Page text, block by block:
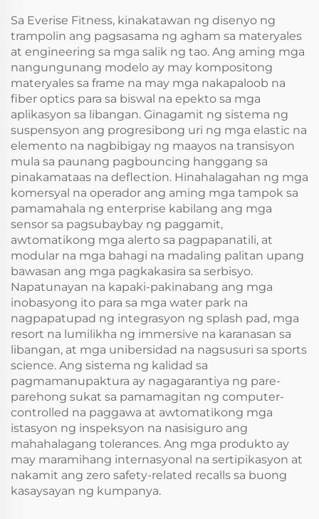
Sa Everise Fitness, kinakatawan ng disenyo ng
trampolin ang pagsasama ng agham sa materyales
at engineering sa mga salik ng tao. Ang aming mga
nangungunang modelo ay may kompositong
materyales sa frame na may mga nakapaloob na
fiber optics para sa biswal na epekto sa mga
aplikasyon sa libangan. Ginagamit ng sistema ng
suspensyon ang progresibong uri ng mga elastic na
elemento na nagbibigay ng maayos na transisyon
mula sa paunang pagbouncing hanggang sa
pinakamataas na deflection. Hinahalagahan ng mga
komersyal na operador ang aming mga tampok sa
pamamahala ng enterprise kabilang ang mga
sensor sa pagsubaybay ng paggamit,
awtomatikong mga alerto sa pagpapanatili, at
modular na mga bahagi na madaling palitan upang
bawasan ang mga pagkakasira sa serbisyo.
Napatunayan na kapaki-pakinabang ang mga
inobasyong ito para sa mga water park na
nagpapatupad ng integrasyon ng splash pad, mga
resort na lumilikha ng immersive na karanasan sa
libangan, at mga unibersidad na nagsusuri sa sports
science. Ang sistema ng kalidad sa
pagmamanupaktura ay nagagarantiya ng pare-
parehong sukat sa pamamagitan ng computer-
controlled na paggawa at awtomatikong mga
istasyon ng inspeksyon na nasisiguro ang
mahahalagang tolerances. Ang mga produkto ay
may maramihang internasyonal na sertipikasyon at
nakamit ang zero safety-related recalls sa buong
kasaysayan ng kumpanya.